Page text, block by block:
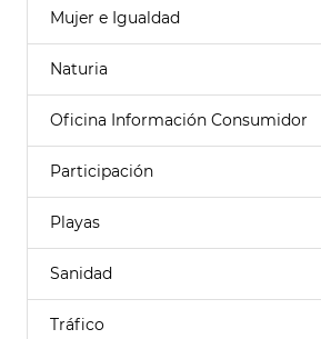
Mujer e Igualdad
Naturia
Oficina Información Consumidor
Participación
Playas
Sanidad
Tráfico